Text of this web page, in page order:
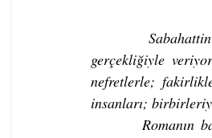
gerçekliğiyle
nefretlerle;
insanları;
Romanın